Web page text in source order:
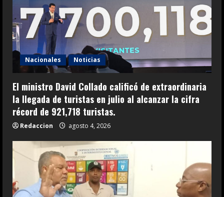
Nacionales Noticias
El ministro David Collado calificó de extraordinaria
la llegada de turistas en julio al alcanzar la cifra
récord de 921,718 turistas.
Redaccion agosto 4, 2026